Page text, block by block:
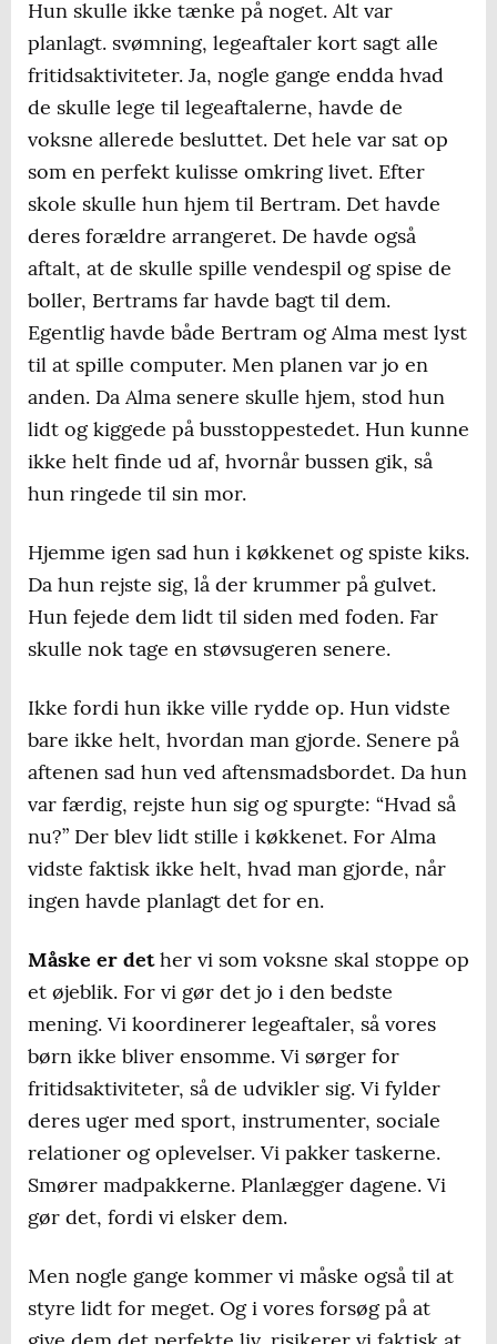
Hun skulle ikke tænke på noget. Alt var
planlagt. svømning, legeaftaler kort sagt alle
fritidsaktiviteter. Ja, nogle gange endda hvad
de skulle lege til legeaftalerne, havde de
voksne allerede besluttet. Det hele var sat op
som en perfekt kulisse omkring livet. Efter
skole skulle hun hjem til Bertram. Det havde
deres forældre arrangeret. De havde også
aftalt, at de skulle spille vendespil og spise de
boller, Bertrams far havde bagt til dem.
Egentlig havde både Bertram og Alma mest lyst
til at spille computer. Men planen var jo en
anden. Da Alma senere skulle hjem, stod hun
lidt og kiggede på busstoppestedet. Hun kunne
ikke helt finde ud af, hvornår bussen gik, så
hun ringede til sin mor.
Hjemme igen sad hun i køkkenet og spiste kiks.
Da hun rejste sig, lå der krummer på gulvet.
Hun fejede dem lidt til siden med foden. Far
skulle nok tage en støvsugeren senere.
Ikke fordi hun ikke ville rydde op. Hun vidste
bare ikke helt, hvordan man gjorde. Senere på
aftenen sad hun ved aftensmadsbordet. Da hun
var færdig, rejste hun sig og spurgte: “Hvad så
nu?” Der blev lidt stille i køkkenet. For Alma
vidste faktisk ikke helt, hvad man gjorde, når
ingen havde planlagt det for en.
Måske er dether vi som voksne skal stoppe op
et øjeblik. For vi gør det jo i den bedste
mening. Vi koordinerer legeaftaler, så vores
børn ikke bliver ensomme. Vi sørger for
fritidsaktiviteter, så de udvikler sig. Vi fylder
deres uger med sport, instrumenter, sociale
relationer og oplevelser. Vi pakker taskerne.
Smører madpakkerne. Planlægger dagene. Vi
gør det, fordi vi elsker dem.
Men nogle gange kommer vi måske også til at
styre lidt for meget. Og i vores forsøg på at